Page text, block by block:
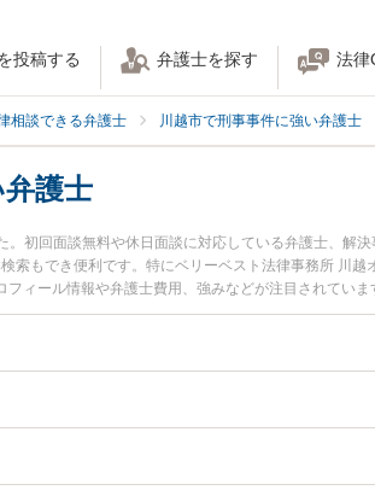
投稿する 弁護士を探す 法律
相談できる弁護士 川越市で刑事事件に強い弁護士
護士
初回面談無料や休日面談に対応している弁護士、解
索もでき便利です。特にベリーベスト法律事務所 川
ィール情報や弁護士費用、強みなどが注目されてい
告のトラブル解決の実績豊富な近くの弁護士を検索し
んにおすすめです。